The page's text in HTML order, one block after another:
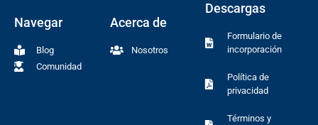
Navegar
Blog
Comunidad
Acerca de
Nosotros
Descargas
Formulario de
incorporación
Política de
privacidad
Términos y